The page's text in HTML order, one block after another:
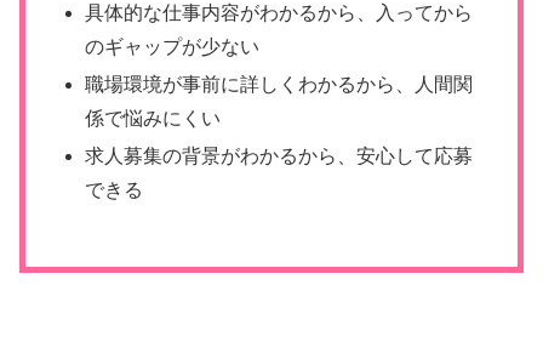
具体的な仕事内容がわかるから、入ってから
のギャップが少ない
職場環境が事前に詳しくわかるから、人間関
係で悩みにくい
求人募集の背景がわかるから、安心して応募
できる